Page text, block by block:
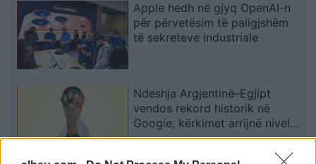
Apple hedh në gjyq OpenAI-n
për përvetësim të paligjshëm
të sekreteve industriale
Ndeshja Argjentinë–Egjipt
vendos rekord historik në
Google, kërkimet arrijnë nivele
të papara